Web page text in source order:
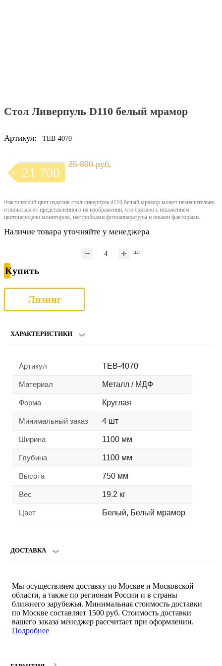
Стол Ливерпуль D110 белый мрамор
Артикул: TEB-4070
21 700
25 890 руб.
Фактический цвет изделия стол ливерпуль d110 белый мрамор может незначительно
отличаться от представленного на изображении, что связано с искажением
цветопередачи монитором, настройками фотоаппаратуры и иными факторами.
Наличие товара уточняйте у менеджера
шт
Купить
Лизинг
ХАРАКТЕРИСТИКИ
Артикул TEB-4070
Материал Металл / МДФ
Форма Круглая
Минимальный заказ 4 шт
Ширина 1100 мм
Глубина 1100 мм
Высота 750 мм
Вес 19.2 кг
Цвет Белый, Белый мрамор
ДОСТАВКА
Мы осуществляем доставку по Москве и Московской
области, а также по регионам России и в страны
ближнего зарубежья. Минимальная стоимость доставки
по Москве составляет 1500 руб. Стоимость доставки
вашего заказа менеджер рассчитает при оформлении.
Подробнее